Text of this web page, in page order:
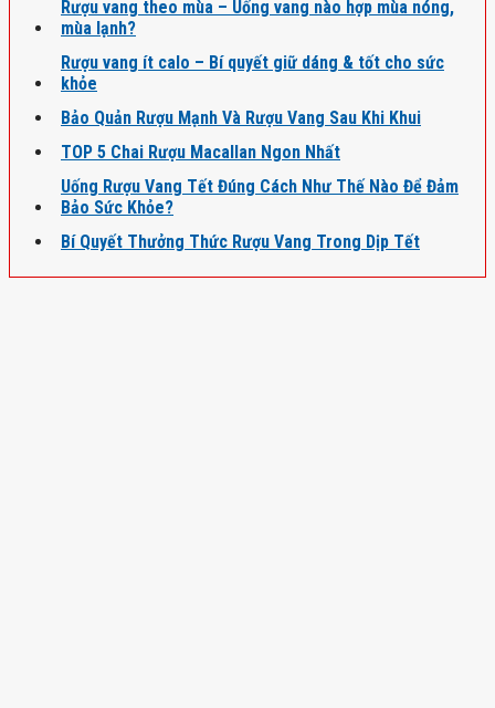
Rượu vang theo mùa – Uống vang nào hợp mùa nóng,
mùa lạnh?
Rượu vang ít calo – Bí quyết giữ dáng & tốt cho sức
khỏe
Bảo Quản Rượu Mạnh Và Rượu Vang Sau Khi Khui
TOP 5 Chai Rượu Macallan Ngon Nhất
Uống Rượu Vang Tết Đúng Cách Như Thế Nào Để Đảm
Bảo Sức Khỏe?
Bí Quyết Thưởng Thức Rượu Vang Trong Dịp Tết